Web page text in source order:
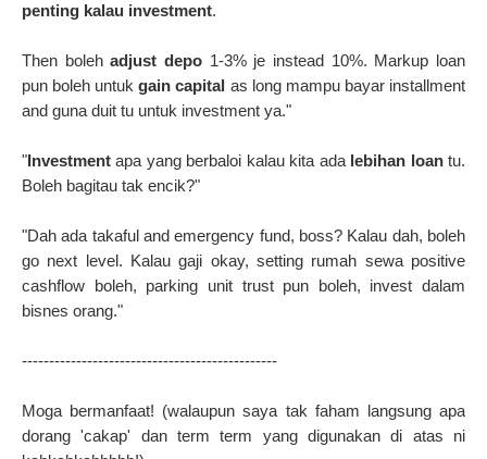
penting kalau investment.
Then bolehadjust depo 1-3% je instead 10%. Markup loan
pun boleh untukgain capital as long mampu bayar installment
and guna duit tu untuk investment ya."
"Investmentapa yang berbaloi kalau kita ada lebihan loantu.
Boleh bagitau tak encik?"
"Dah ada takaful and emergency fund, boss? Kalau dah, boleh
go next level. Kalau gaji okay, setting rumah sewa positive
cashflow boleh, parking unit trust pun boleh, invest dalam
bisnes orang."
-----------------------------------------------
Moga bermanfaat! (walaupun saya tak faham langsung apa
dorang 'cakap' dan term term yang digunakan di atas ni